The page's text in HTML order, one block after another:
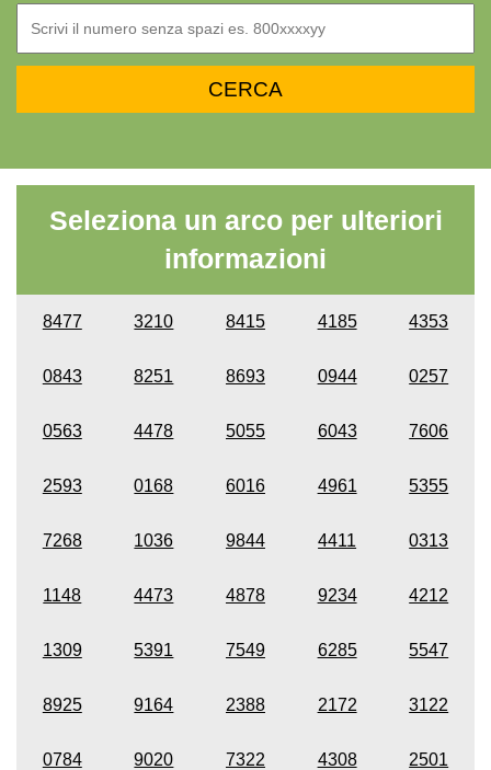
Seleziona un arco per ulteriori
informazioni
8477 3210 8415 4185 4353
0843 8251 8693 0944 0257
0563 4478 5055 6043 7606
2593 0168 6016 4961 5355
7268 1036 9844 4411 0313
1148 4473 4878 9234 4212
1309 5391 7549 6285 5547
8925 9164 2388 2172 3122
0784 9020 7322 4308 2501